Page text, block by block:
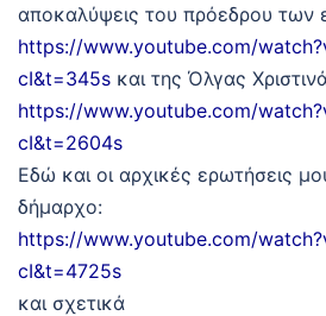
αποκαλύψεις του πρόεδρου των
https://www.youtube.com/
cI&t=345s και της Όλγας
https://www.youtube.com/
cI&t=2604s
Εδώ και οι αρχικές ερωτήσεις
δήμαρχο:
https://www.youtube.com/
cI&t=4725s
και σχετικά